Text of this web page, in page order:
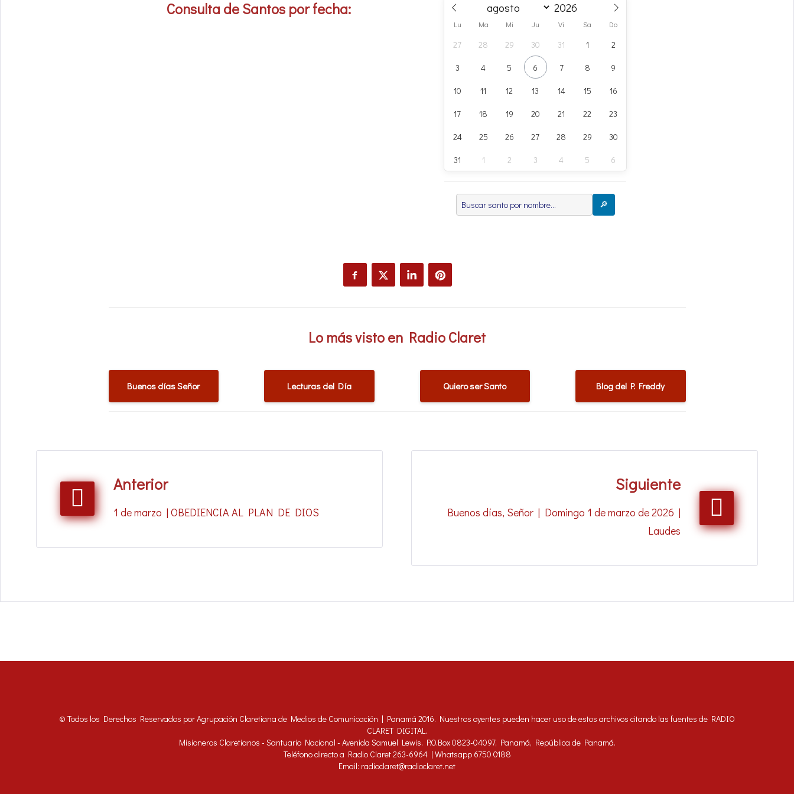
Consulta de Santos por fecha:
Lu Ma Mi Ju Vi Sa Do
27 28 29 30 31 1 2
3 4 5 6 7 8 9
10 11 12 13 14 15 16
17 18 19 20 21 22 23
24 25 26 27 28 29 30
31 1 2 3 4 5 6
🔎
Lo más visto en Radio Claret
Buenos días Señor Lecturas del Día Quiero ser Santo Blog del P. Freddy
Anterior
1 de marzo | OBEDIENCIA AL PLAN DE DIOS
Siguiente
Buenos días, Señor | Domingo 1 de marzo de 2026 |
Laudes
© Todos los Derechos Reservados por Agrupación Claretiana de Medios de Comunicación | Panamá 2016. Nuestros oyentes pueden hacer uso de estos archivos citando las fuentes de RADIO
CLARET DIGITAL.
Misioneros Claretianos - Santuario Nacional - Avenida Samuel Lewis. P.O.Box 0823-04097, Panamá, República de Panamá.
Teléfono directo a Radio Claret 263-6964 | Whatsapp 6750 0188
Email: radioclaret@radioclaret.net